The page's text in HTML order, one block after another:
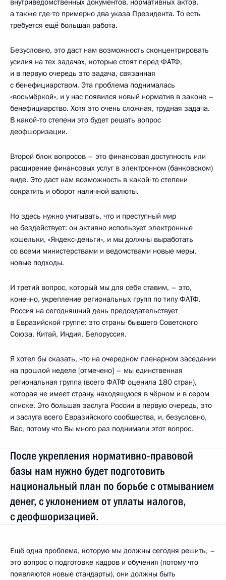
внутриведомственных документов, нормативных актов,
а также где‑то примерно два указа Президента. То есть
требуется ещё большая работа.
Безусловно, это даст нам возможность сконцентрировать
усилия на тех задачах, которые стоят перед ФАТФ,
и в первую очередь это задача, связанная
с бенефициарством. Эта проблема поднималась
«восьмёркой», и у нас появился новый норматив в законе –
бенефициарство. Хотя это очень сложная, трудная задача.
В какой‑то степени это будет решать вопрос
деофшоризации.
Второй блок вопросов – это финансовая доступность или
расширение финансовых услуг в электронном (банковском)
виде. Это даст нам возможность в какой‑то степени
сократить и оборот наличной валюты.
Но здесь нужно учитывать, что и преступный мир
не бездействует: он активно использует электронные
кошельки, «Яндекс-деньги», и мы должны выработать
со всеми министерствами и ведомствами новые меры,
новые подходы.
И третий вопрос, который мы для себя ставим, – это,
конечно, укрепление региональных групп по типу ФАТФ.
Россия на сегодняшний день председательствует
в Евразийской группе: это страны бывшего Советского
Союза, Китай, Индия, Белоруссия.
Я хотел бы сказать, что на очередном пленарном заседании
на прошлой неделе [отмечено] – мы единственная
региональная группа (всего ФАТФ оценила 180 стран),
которая не имеет страну, находящуюся в чёрном и в сером
списке. Это большая заслуга России в первую очередь, это
и заслуга всего Евразийского сообщества, и, безусловно,
Вас, потому что Вы много раз поднимали этот вопрос.
После укрепления нормативно-правовой
базы нам нужно будет подготовить
национальный план по борьбе с отмыванием
денег, с уклонением от уплаты налогов,
с деофшоризацией.
Ещё одна проблема, которую мы должны сегодня решить, –
это вопрос о подготовке кадров и обучения (потому что
появляются новые стандарты), они должны быть